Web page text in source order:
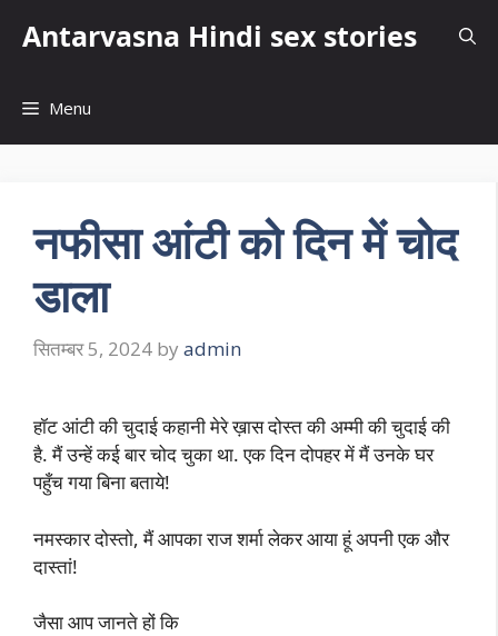
Antarvasna Hindi sex stories
Menu
नफीसा आंटी को दिन में चोद
डाला
सितम्बर 5, 2024 by admin
हॉट आंटी की चुदाई कहानी मेरे ख़ास दोस्त की अम्मी की चुदाई की
है. मैं उन्हें कई बार चोद चुका था. एक दिन दोपहर में मैं उनके घर
पहुँच गया बिना बताये!
नमस्कार दोस्तो, मैं आपका राज शर्मा लेकर आया हूं अपनी एक और
दास्तां!
जैसा आप जानते हों कि